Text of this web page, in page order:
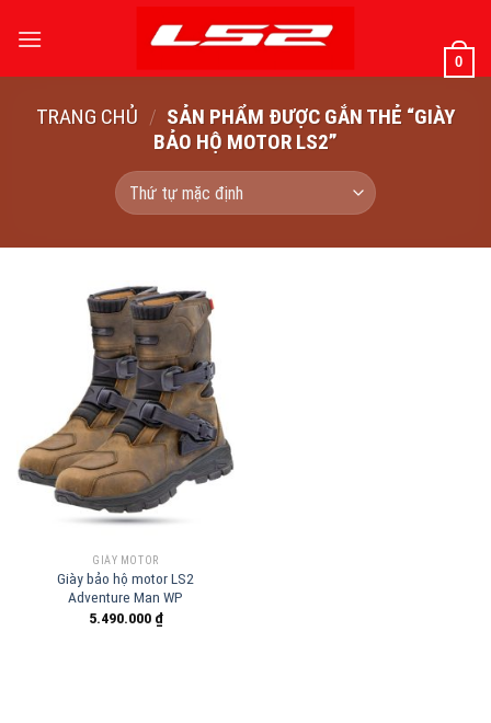
qua
0
TRANG CHỦ / SẢN PHẨM ĐƯỢC GẮN THẺ “GIÀY
BẢO HỘ MOTOR LS2”
GIÀY MOTOR
Giày bảo hộ motor LS2
Adventure Man WP
5.490.000 ₫